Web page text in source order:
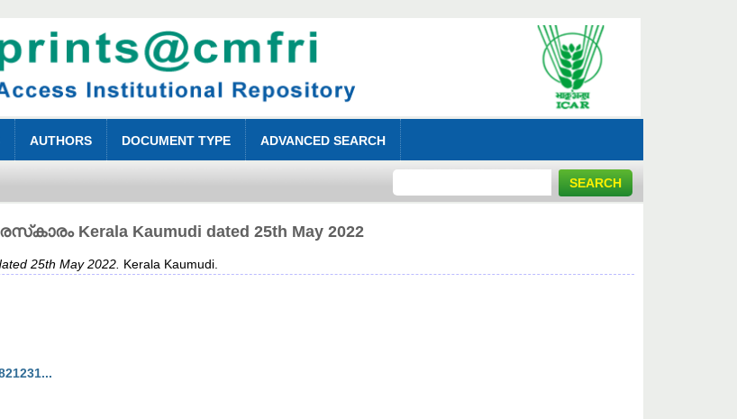
AUTHORS DOCUMENT TYPE ADVANCED SEARCH
Kerala Kaumudi dated 25th May 2022
25th May 2022. Kerala Kaumudi.